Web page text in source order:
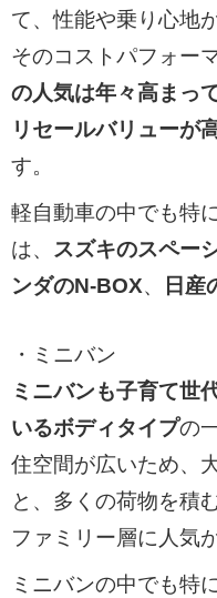
て、性能や乗り心地
そのコストパフォー
の人気は年々高まっ
リセールバリューが
す。
軽自動車の中でも特
は、 スズキのスペー
ンダのN-BOX、 日産
・ミニバン
ミニバンも子育て世
いるボディタイプの
住空間が広いため、
と、多くの荷物を積
ファミリー層に人気
ミニバンの中でも特に